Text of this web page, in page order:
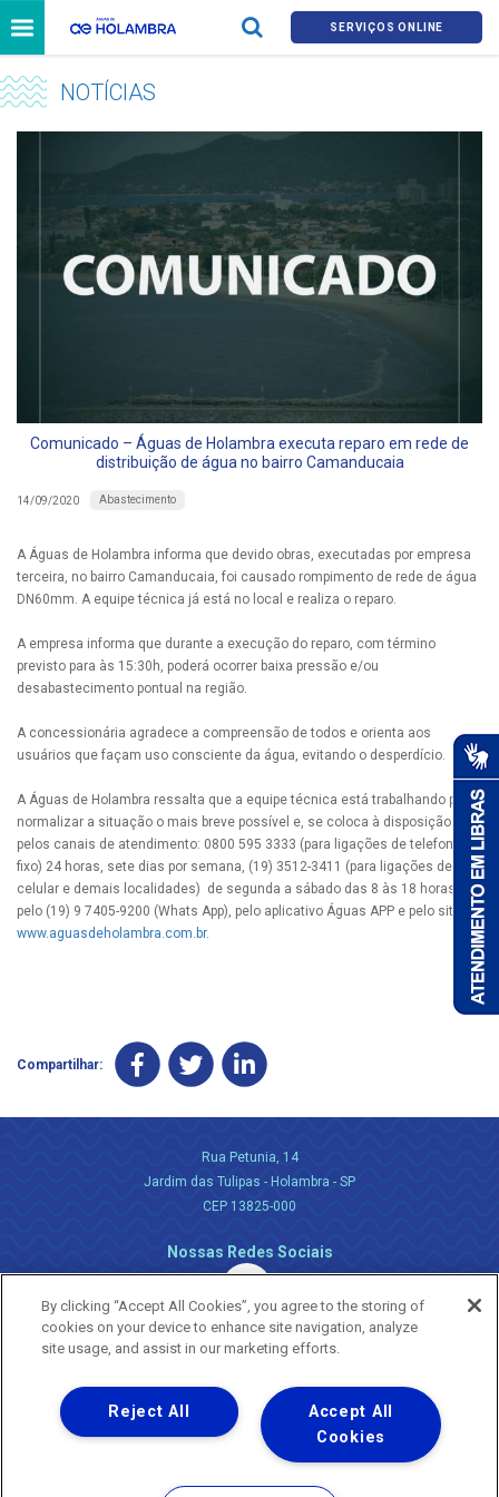
SERVIÇOS ONLINE
NOTÍCIAS
Comunicado – Águas de Holambra executa reparo em rede de
distribuição de água no bairro Camanducaia
14/09/2020 Abastecimento
A Águas de Holambra informa que devido obras, executadas por empresa
terceira, no bairro Camanducaia, foi causado rompimento de rede de água
DN60mm. A equipe técnica já está no local e realiza o reparo.
A empresa informa que durante a execução do reparo, com término
previsto para às 15:30h, poderá ocorrer baixa pressão e/ou
desabastecimento pontual na região.
A concessionária agradece a compreensão de todos e orienta aos
usuários que façam uso consciente da água, evitando o desperdício.
A Águas de Holambra ressalta que a equipe técnica está trabalhando para
normalizar a situação o mais breve possível e, se coloca à disposição
pelos canais de atendimento: 0800 595 3333 (para ligações de telefones
fixo) 24 horas, sete dias por semana, (19) 3512-3411 (para ligações de
celular e demais localidades) de segunda a sábado das 8 às 18 horas,
pelo (19) 9 7405-9200 (Whats App), pelo aplicativo Águas APP e pelo site
www.aguasdeholambra.com.br.
Compartilhar:
Rua Petunia, 14
Jardim das Tulipas - Holambra - SP
CEP 13825-000
Nossas Redes Sociais
Uma empresa
Copyright ® 2026 - Todos os Direitos Reservados.
Nossa natureza movimenta a vida
By clicking “Accept All Cookies”, you agree to the storing of
cookies on your device to enhance site navigation, analyze
site usage, and assist in our marketing efforts.
Accept All
Cookies
Reject All